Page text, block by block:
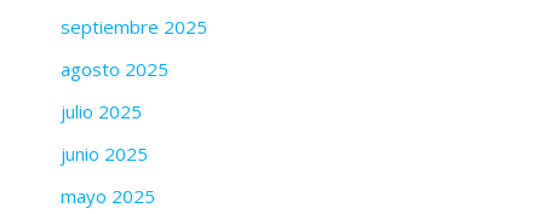
septiembre 2025
agosto 2025
julio 2025
junio 2025
mayo 2025